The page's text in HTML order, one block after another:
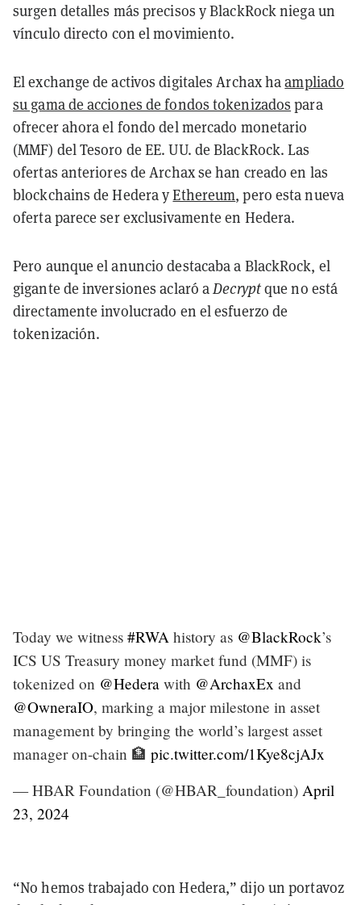
surgen detalles más precisos y BlackRock niega un
vínculo directo con el movimiento.
El exchange de activos digitales Archax haampliado
su gama de acciones de fondos tokenizados para
ofrecer ahora el fondo del mercado monetario
(MMF) del Tesoro de EE. UU. de BlackRock. Las
ofertas anteriores de Archax se han creado en las
blockchains de Hedera yEthereum, pero esta nueva
oferta parece ser exclusivamente en Hedera.
Pero aunque el anuncio destacaba a BlackRock, el
gigante de inversiones aclaró aDecryptque no está
directamente involucrado en el esfuerzo de
tokenización.
Today we witness #RWA history as @BlackRock’s
ICS US Treasury money market fund (MMF) is
tokenized on @Hedera with @ArchaxEx and
@OwneraIO, marking a major milestone in asset
management by bringing the world’s largest asset
manager on-chain 🏦 pic.twitter.com/1Kye8cjAJx
— HBAR Foundation (@HBAR_foundation) April
23, 2024
“No hemos trabajado con Hedera,” dijo un portavoz